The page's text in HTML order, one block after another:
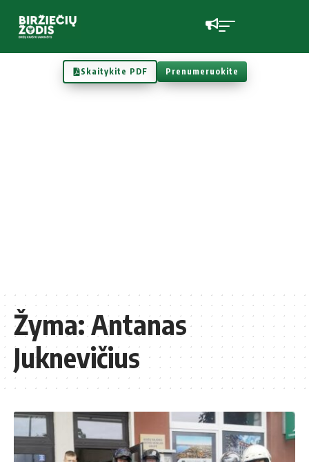
Skaitykite PDF Prenumeruokite
Žyma:Antanas
Juknevičius